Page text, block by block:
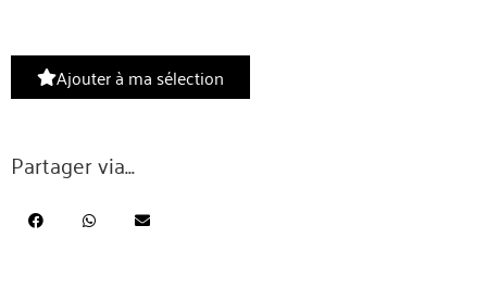
Ajouter à ma sélection
Partager via...